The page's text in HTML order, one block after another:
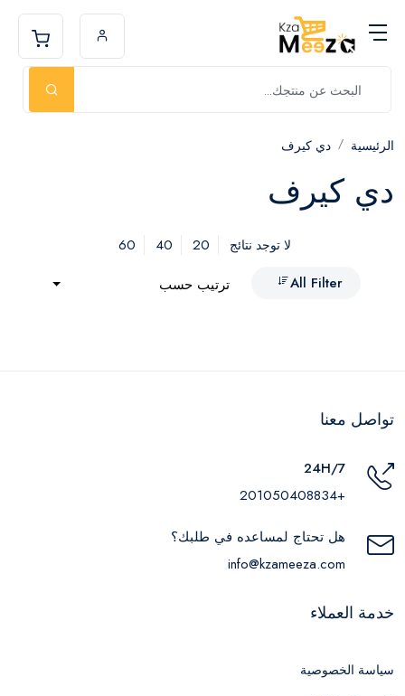
الرئيسية دي كيرف
دي كيرف
لا توجد نتائج 20
40
60
All Filter
ترتيب حسب
تواصل معنا
24H/7
+201050408834
هل تحتاج لمساعده في طلبك؟
info@kzameeza.com
خدمة العملاء
سياسة الخصوصية